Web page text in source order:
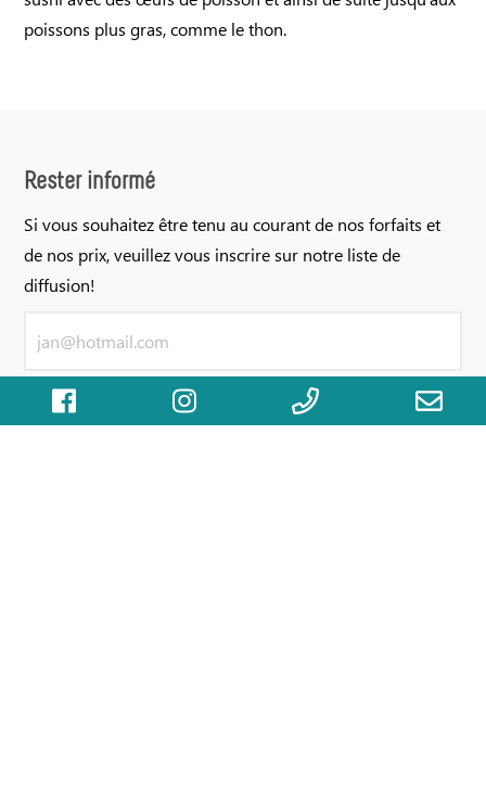
poissons plus gras, comme le thon.
Rester informé
Si vous souhaitez être tenu au courant de nos forfaits et
de nos prix, veuillez vous inscrire sur notre liste de
diffusion!